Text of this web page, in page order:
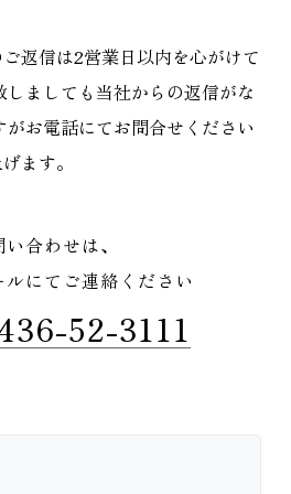
返信は2営業日以内を心がけて
しましても当社からの返信がな
がお電話にてお問合せください
ます。
合わせは、
にてご連絡ください
52-3111